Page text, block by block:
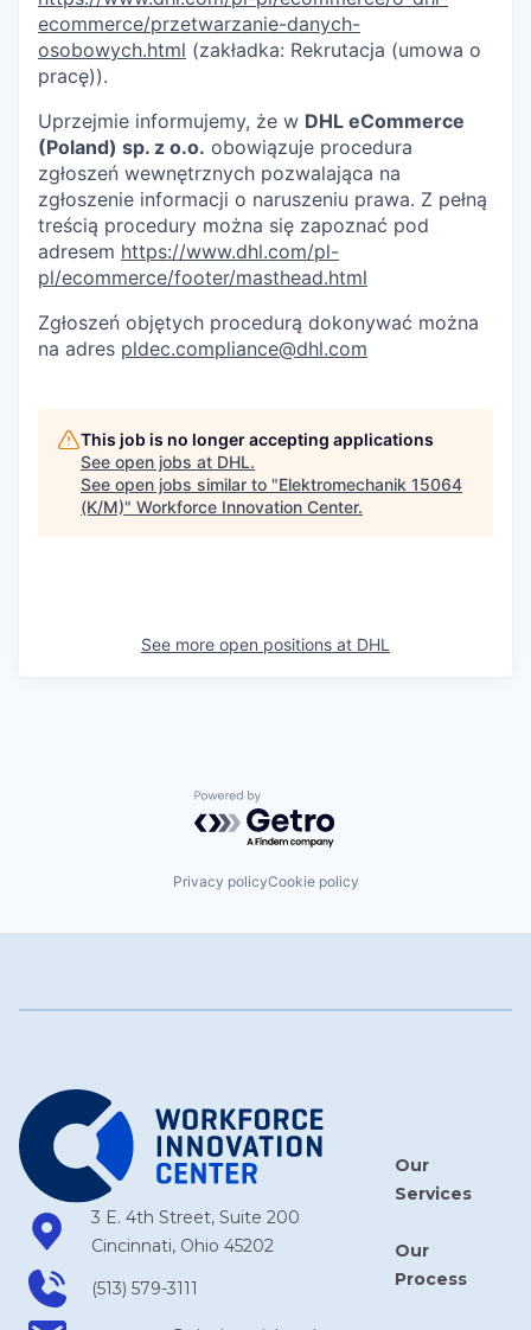
ecommerce/przetwarzanie-danych-
osobowych.html (zakładka: Rekrutacja (umowa o
pracę)).
Uprzejmie informujemy, że w DHL eCommerce
(Poland) sp. z o.o. obowiązuje procedura
zgłoszeń wewnętrznych pozwalająca na
zgłoszenie informacji o naruszeniu prawa. Z pełną
treścią procedury można się zapoznać pod
adresem https://www.dhl.com/pl-
pl/ecommerce/footer/masthead.html
Zgłoszeń objętych procedurą dokonywać można
na adres pldec.compliance@dhl.com
This job is no longer accepting applications
See open jobs at DHL.
See open jobs similar to "Elektromechanik 15064
(K/M)" Workforce Innovation Center.
See more open positions at DHL
Powered by Getro.com
Privacy policyCookie policy
3 E. 4th Street, Suite 200
Cincinnati, Ohio 45202
(513) 579-3111
Our
Services
Our
Process